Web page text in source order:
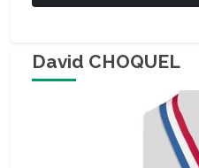
David CHOQUEL